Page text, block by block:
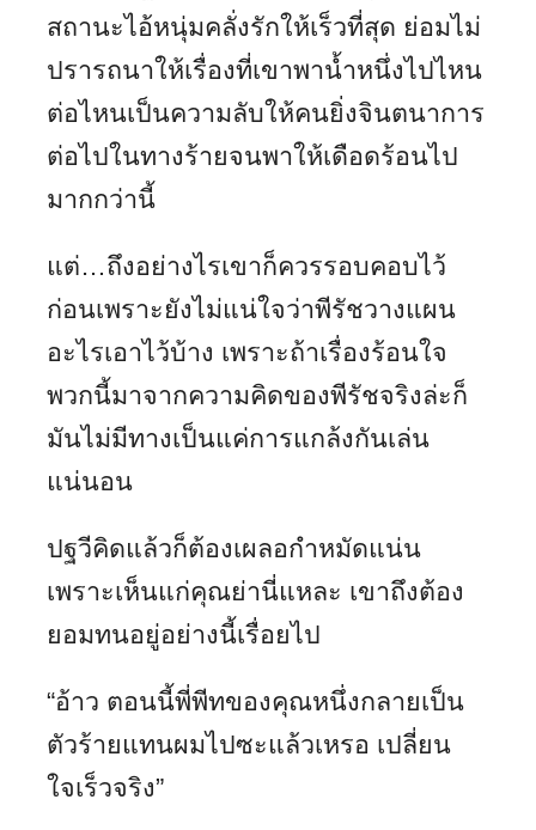
สถานะไอ้หนุ่มคลั่งรักให้เร็วที่สุด ย่อมไม่
ปรารถนาให้เรื่องที่เขาพาน้ำหนึ่งไปไหน
ต่อไหนเป็นความลับให้คนยิ่งจินตนาการ
ต่อไปในทางร้ายจนพาให้เดือดร้อนไป
มากกว่านี้
แต่…ถึงอย่างไรเขาก็ควรรอบคอบไว้
ก่อนเพราะยังไม่แน่ใจว่าพีรัชวางแผน
อะไรเอาไว้บ้าง เพราะถ้าเรื่องร้อนใจ
พวกนี้มาจากความคิดของพีรัชจริงล่ะก็
มันไม่มีทางเป็นแค่การแกล้งกันเล่น
แน่นอน
ปฐวีคิดแล้วก็ต้องเผลอกำหมัดแน่น
เพราะเห็นแก่คุณย่านี่แหละ เขาถึงต้อง
ยอมทนอยู่อย่างนี้เรื่อยไป
“อ้าว ตอนนี้พี่พีทของคุณหนึ่งกลายเป็น
ตัวร้ายแทนผมไปซะแล้วเหรอ เปลี่ยน
ใจเร็วจริง”